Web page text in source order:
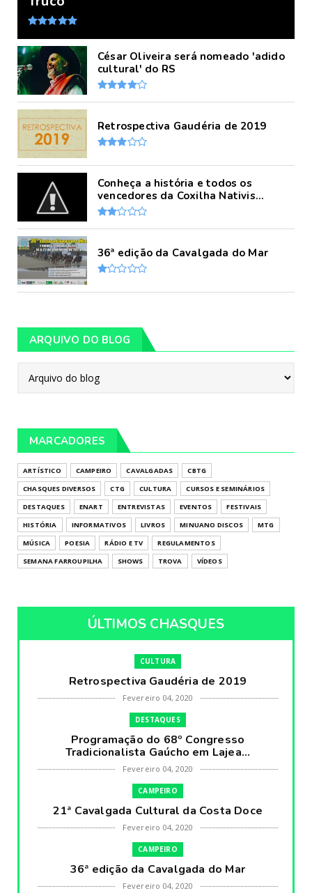
César Oliveira será nomeado 'adido
cultural' do RS
Retrospectiva Gaudéria de 2019
Conheça a história e todos os
vencedores da Coxilha Nativis...
36ª edição da Cavalgada do Mar
ARQUIVO DO BLOG
MARCADORES
ARTÍSTICO CAMPEIRO CAVALGADAS
CBTG
CHASQUES DIVERSOS
CTG CULTURA
CURSOS E SEMINÁRIOS
DESTAQUES
ENART ENTREVISTAS EVENTOS
FESTIVAIS
HISTÓRIA
INFORMATIVOS LIVROS MINUANO DISCOS
MTG
MÚSICA
POESIA RÁDIO E TV
REGULAMENTOS
SEMANA FARROUPILHA
SHOWS TROVA VÍDEOS
ÚLTIMOS CHASQUES
CULTURA
Retrospectiva Gaudéria de 2019
Fevereiro 04, 2020
DESTAQUES
Programação do 68º Congresso
Tradicionalista Gaúcho em Lajea...
Fevereiro 04, 2020
CAMPEIRO
21ª Cavalgada Cultural da Costa Doce
Fevereiro 04, 2020
CAMPEIRO
36ª edição da Cavalgada do Mar
Fevereiro 04, 2020